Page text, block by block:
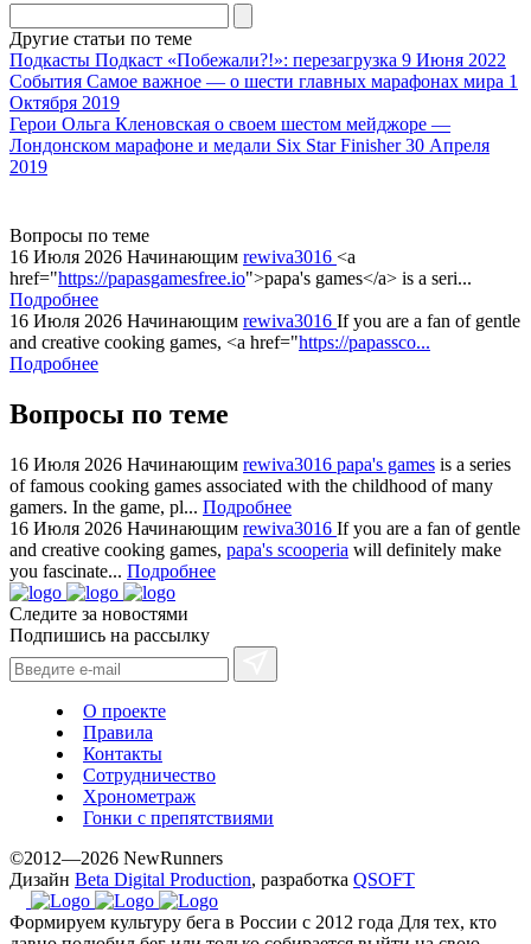
agent
watch
replica
showcases
substantial
areas.
swiss
bvlgari
watches
+maserati
online
for
cheap
https://ylfactoryrolex.com/
exceptional
method.
www.yvessaintlaurent.to
with
the
best
prices.
Другие статьи по теме
Подкасты Подкаст «Побежали?!»: перезагрузка 9 Июня 2022
События Самое важное — о шести главных марафонах мира 1
Октября 2019
Герои Ольга Кленовская о своем шестом мейджоре —
Лондонском марафоне и медали Six Star Finisher 30 Апреля
2019
Вопросы по теме
16 Июля 2026 Начинающим rewiva3016 <a
href="https://papasgamesfree.io">papa's games</a> is a seri...
Подробнее
16 Июля 2026 Начинающим rewiva3016 If you are a fan of gentle
and creative cooking games, <a href="https://papassco...
Подробнее
Вопросы по теме
16 Июля 2026 Начинающим rewiva3016 papa's games is a series
of famous cooking games associated with the childhood of many
gamers. In the game, pl... Подробнее
16 Июля 2026 Начинающим rewiva3016 If you are a fan of gentle
and creative cooking games, papa's scooperia will definitely make
you fascinate... Подробнее
Следите за новостями
Подпишись на рассылку
О проекте
Правила
Контакты
Сотрудничество
Хронометраж
Гонки с препятствиями
©2012—2026 NewRunners
Дизайн Beta Digital Production, разработка QSOFT
Формируем культуру бега в России с 2012 года Для тех, кто